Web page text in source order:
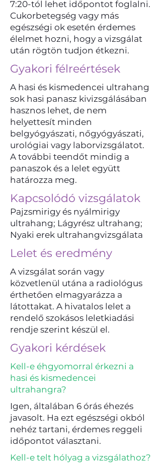
7:20-tól lehet időpontot foglalni.
Cukorbetegség vagy más
egészségi ok esetén érdemes
élelmet hozni, hogy a vizsgálat
után rögtön tudjon étkezni.
Gyakori félreértések
A hasi és kismedencei ultrahang
sok hasi panasz kivizsgálásában
hasznos lehet, de nem
helyettesít minden
belgyógyászati, nőgyógyászati,
urológiai vagy laborvizsgálatot.
A további teendőt mindig a
panaszok és a lelet együtt
határozza meg.
Kapcsolódó vizsgálatok
Pajzsmirigy és nyálmirigy
ultrahang; Lágyrész ultrahang;
Nyaki erek ultrahangvizsgálata
Lelet és eredmény
A vizsgálat során vagy
közvetlenül utána a radiológus
érthetően elmagyarázza a
látottakat. A hivatalos lelet a
rendelő szokásos leletkiadási
rendje szerint készül el.
Gyakori kérdések
Kell-e éhgyomorral érkezni a
hasi és kismedencei
ultrahangra?
Igen, általában 6 órás éhezés
javasolt. Ha ezt egészségi okból
nehéz tartani, érdemes reggeli
időpontot választani.
Kell-e telt hólyag a vizsgálathoz?